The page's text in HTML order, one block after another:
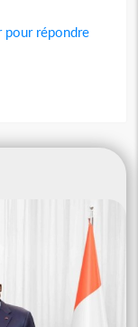
pour répondre